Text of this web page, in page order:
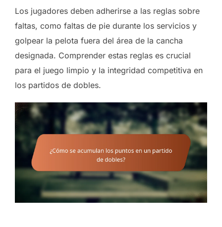
Los jugadores deben adherirse a las reglas sobre
faltas, como faltas de pie durante los servicios y
golpear la pelota fuera del área de la cancha
designada. Comprender estas reglas es crucial
para el juego limpio y la integridad competitiva en
los partidos de dobles.